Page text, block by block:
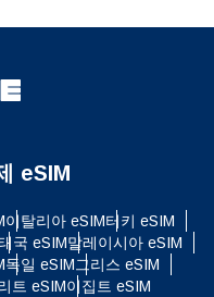
eSIM
이탈리아 eSIM터키 eSIM
국 eSIM말레이시아 eSIM
독일 eSIM그리스 eSIM
트 eSIM이집트 eSIM